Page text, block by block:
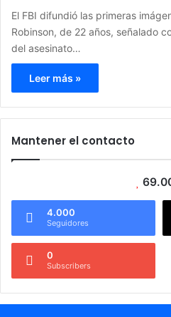
El FBI difundió las primeras
Robinson, de 22 años, señalado
del asesinato…
Leer más »
Mantener el contacto
4.000
Seguidores
0
Subscribers